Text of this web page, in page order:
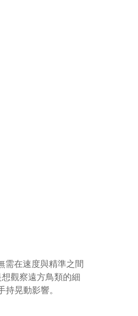
需在速度與精準之間
觀察遠方鳥類的細
晃動影響。